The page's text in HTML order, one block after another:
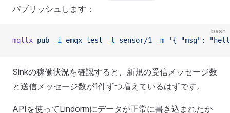
パブリッシュします：
bash
mqttx pub -i emqx_test -t sensor/1 -m '{ "msg":
Sinkの稼働状況を確認すると、新規の受信メッセージ数
と送信メッセージ数が1件ずつ増えているはずです。
APIを使ってLindormにデータが正常に書き込まれたか